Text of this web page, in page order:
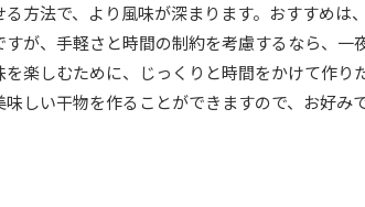
る方法で、より風味が深まります。おすすめは
すが、手軽さと時間の制約を考慮するなら、一
を楽しむために、じっくりと時間をかけて作り
しい干物を作ることができますので、お好み